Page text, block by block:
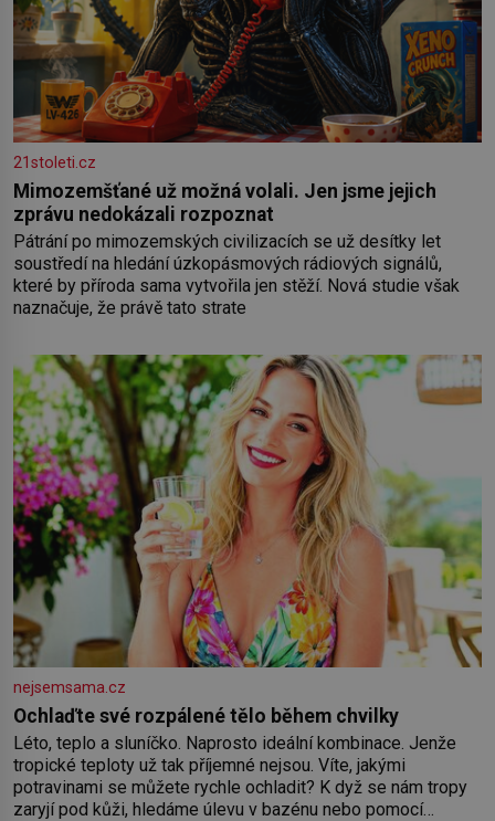
21stoleti.cz
Mimozemšťané už možná volali. Jen jsme jejich
zprávu nedokázali rozpoznat
Pátrání po mimozemských civilizacích se už desítky let
soustředí na hledání úzkopásmových rádiových signálů,
které by příroda sama vytvořila jen stěží. Nová studie však
naznačuje, že právě tato strate
nejsemsama.cz
Ochlaďte své rozpálené tělo během chvilky
Léto, teplo a sluníčko. Naprosto ideální kombinace. Jenže
tropické teploty už tak příjemné nejsou. Víte, jakými
potravinami se můžete rychle ochladit? K dyž se nám tropy
zaryjí pod kůži, hledáme úlevu v bazénu nebo pomocí